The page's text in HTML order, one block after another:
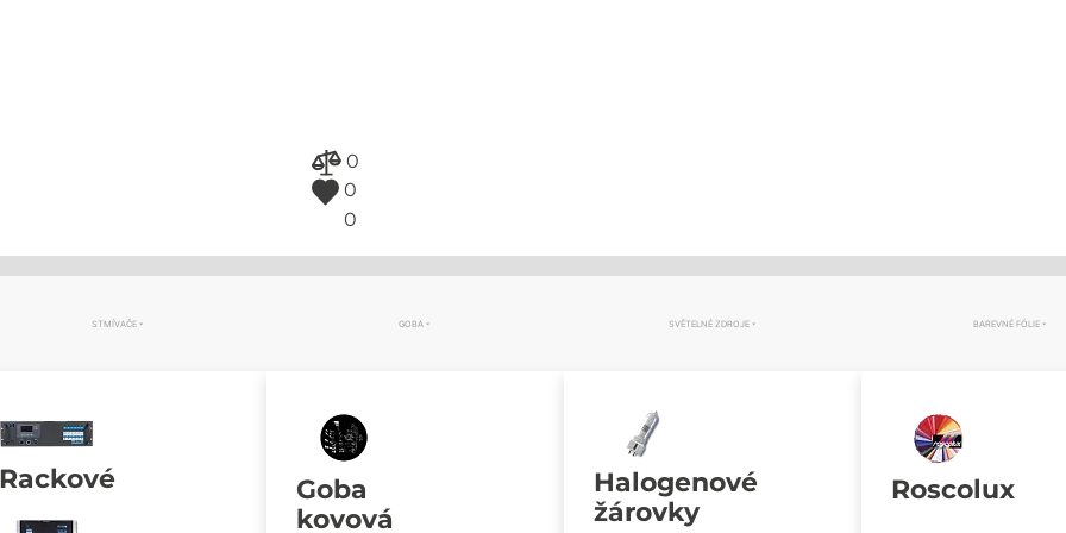
0
0
0
STMÍVAČE
Rackové
GOBA
Goba
kovová
SVĚTELNÉ ZDROJE
Halogenové
žárovky
BAREVNÉ FÓLIE
Roscolux